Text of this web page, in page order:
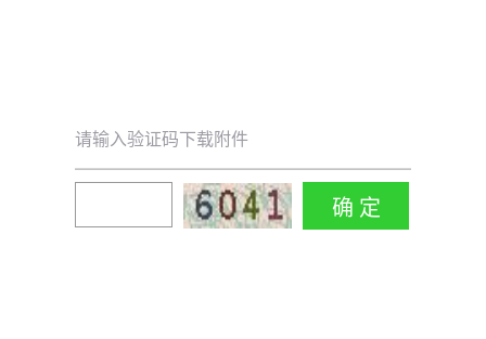
请输入验证码下载附件